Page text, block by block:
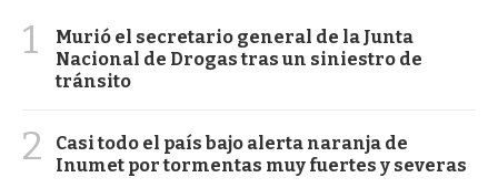
1
Murió el secretario general de la Junta
Nacional de Drogas tras un siniestro de
tránsito
2
Casi todo el país bajo alerta naranja de
Inumet por tormentas muy fuertes y severas